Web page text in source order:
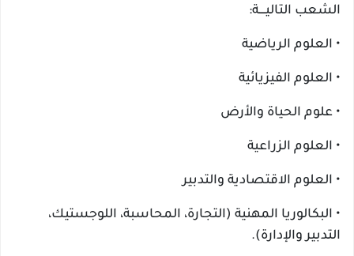
الشعب التاليــــة:
• العلوم الرياضية
• العلوم الفيزيائية
• علوم الحياة والأرض
• العلوم الزراعية
• العلوم الاقتصادية والتدبير
• البكالوريا المهنية (التجارة، المحاسبة، اللوجستيك،
التدبير والإدارة).